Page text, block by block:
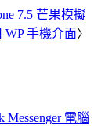
7.5 芒果模擬
WP 手機介面〉
Messenger 電腦